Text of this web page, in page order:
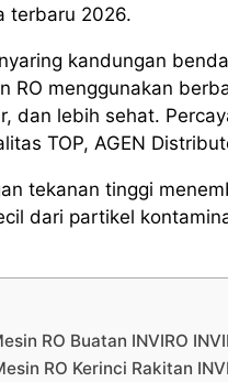
terbaru 2026.
kandungan
RO menggunakan
dan lebih sehat.
TOP, AGEN
tekanan tinggi
dari partikel
RO Buatan INVIRO
RO Kerinci Rakitan